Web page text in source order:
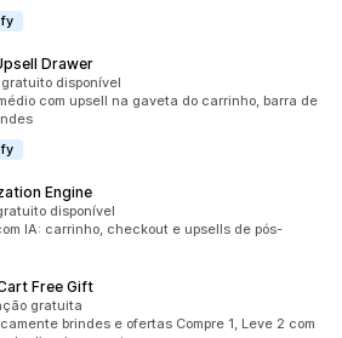
Drawer
todo
gratuito disponível
com upsell na gaveta do carrinho, barra de
Engine
disponível
IA: carrinho, checkout e upsells de pós-
Free Gift
todogratuita
brindes e ofertas Compre 1, Leve 2 com